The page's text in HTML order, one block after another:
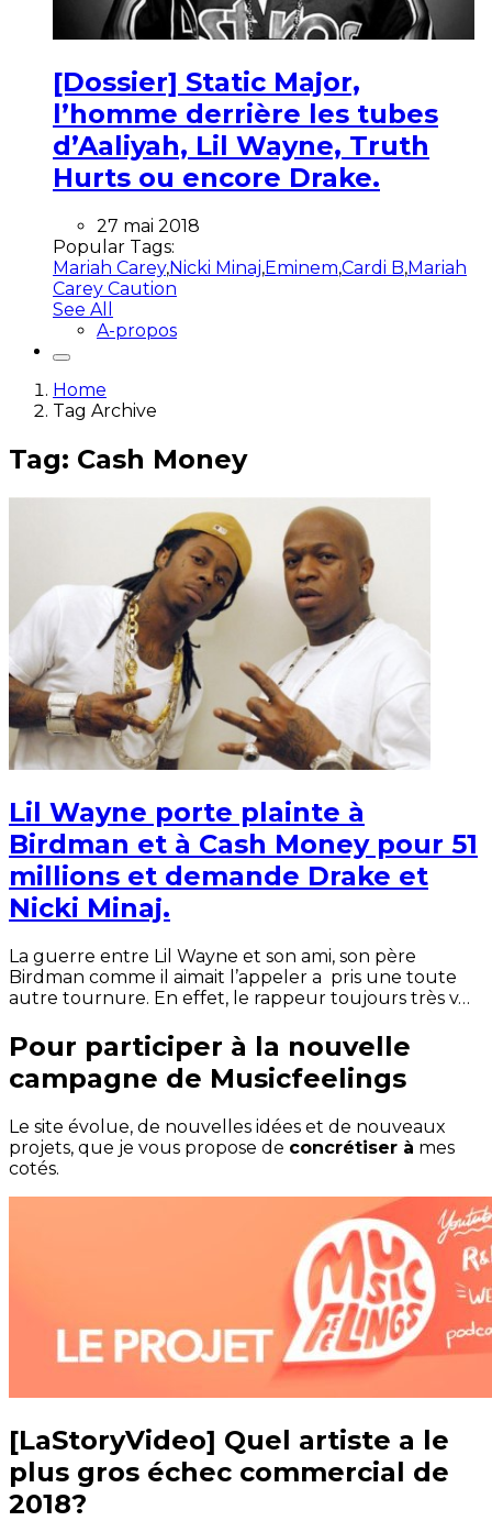
[Dossier] Static Major,
l’homme derrière les tubes
d’Aaliyah, Lil Wayne, Truth
Hurts ou encore Drake.
27 mai 2018
Popular Tags:
Mariah Carey,Nicki Minaj,Eminem,Cardi B,Mariah
Carey Caution
See All
A-propos
Home
Tag Archive
Tag: Cash Money
Lil Wayne porte plainte à
Birdman et à Cash Money pour 51
millions et demande Drake et
Nicki Minaj.
La guerre entre Lil Wayne et son ami, son père
Birdman comme il aimait l’appeler a pris une toute
autre tournure. En effet, le rappeur toujours très v…
Pour participer à la nouvelle
campagne de Musicfeelings
Le site évolue, de nouvelles idées et de nouveaux
projets, que je vous propose de concrétiser à mes
cotés.
[LaStoryVideo] Quel artiste a le
plus gros échec commercial de
2018?